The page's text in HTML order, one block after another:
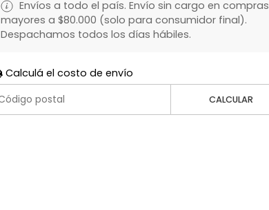
Envíos a todo el país. Envío sin cargo en compras
mayores a $80.000 (solo para consumidor final).
Despachamos todos los días hábiles.
Calculá el costo de envío
CALCULAR